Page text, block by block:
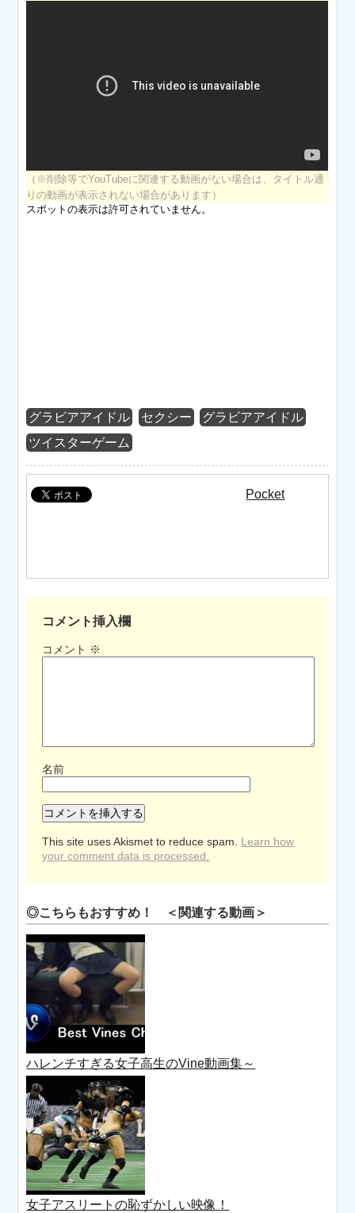
（※削除等でYouTubeに関連する動画がない場合は、タイトル通
りの動画が表示されない場合があります）
グラビアアイドル セクシー
グラビアアイドル
ツイスターゲーム
Pocket
コメント挿入欄
コメント ※
名前
This site uses Akismet to reduce spam. Learn how
your comment data is processed.
◎こちらもおすすめ！ ＜関連する動画＞
ハレンチすぎる女子高生のVine動画集～
女子アスリートの恥ずかしい映像！